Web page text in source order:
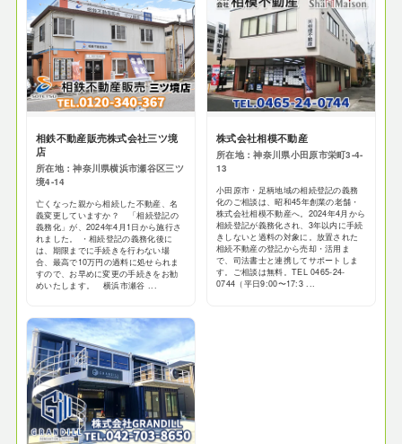
相鉄不動産販売株式会社三ツ境
店
所在地：神奈川県横浜市瀬谷区三ツ
境4-14
亡くなった親から相続した不動産、名
義変更していますか？ 「相続登記の
義務化」が、2024年4月1日から施行さ
れました。 ・相続登記の義務化後に
は、期限までに手続きを行わない場
合、最高で10万円の過料に処せられま
すので、お早めに変更の手続きをお勧
めいたします。 横浜市瀬谷 ...
株式会社相模不動産
所在地：神奈川県小田原市栄町3-4-
13
小田原市・足柄地域の相続登記の義務
化のご相談は、昭和45年創業の老舗・
株式会社相模不動産へ。2024年4月から
相続登記が義務化され、3年以内に手続
きしないと過料の対象に。放置された
相続不動産の登記から売却・活用ま
で、司法書士と連携してサポートしま
す。ご相談は無料。TEL 0465-24-
0744（平日9:00〜17:3 ...